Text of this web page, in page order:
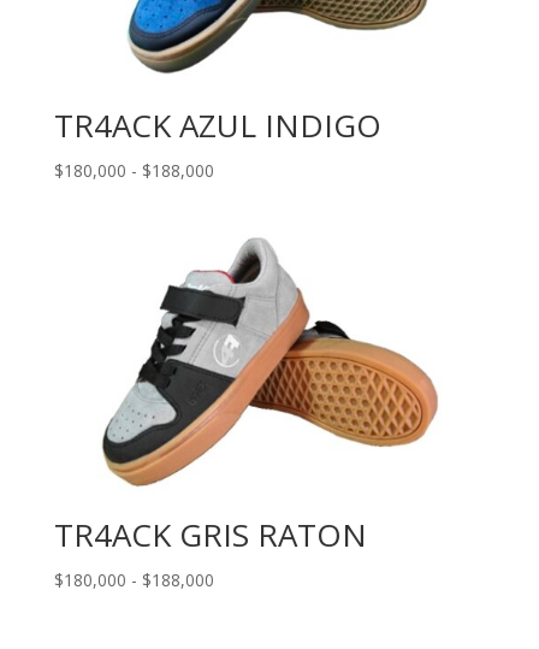
TR4ACK AZUL INDIGO
$180,000 - $188,000Rango
desde
$180,000
hasta
$188,000
TR4ACK GRIS RATON
$180,000 - $188,000Rango